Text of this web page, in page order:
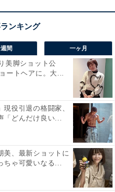
間 一ヶ月
美脚ショット公
ートヘアに。大...
現役引退の格闘家、
「どんだけ良い...
美、最新ショットに
ちゃ可愛いなる...